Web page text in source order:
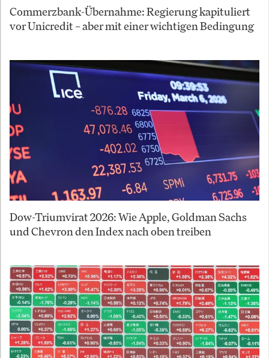
Commerzbank-Übernahme: Regierung kapituliert
vor Unicredit – aber mit einer wichtigen Bedingung
Dow-Triumvirat 2026: Wie Apple, Goldman Sachs
und Chevron den Index nach oben treiben